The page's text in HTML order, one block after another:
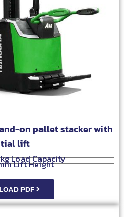
on pallet stacker with
lift
Load Capacity
Lift Height
PDF